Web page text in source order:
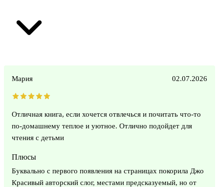
Мария 02.07.2026
Отличная книга, если хочется отвлечься и почитать что-то
по-домашнему теплое и уютное. Отлично подойдет для
чтения с детьми
Плюсы
Буквально с первого появления на страницах покорила Джо
Красивый авторский слог, местами предсказуемый, но от